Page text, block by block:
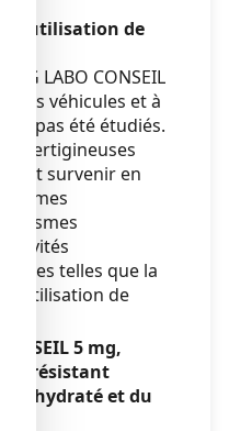
et utilisation de
EG LABO CONSEIL
des véhicules et à
pas été étudiés.
vertigineuses
survenir en
spasmes
telles que la
l’utilisation de
5 mg,
résistant
et du